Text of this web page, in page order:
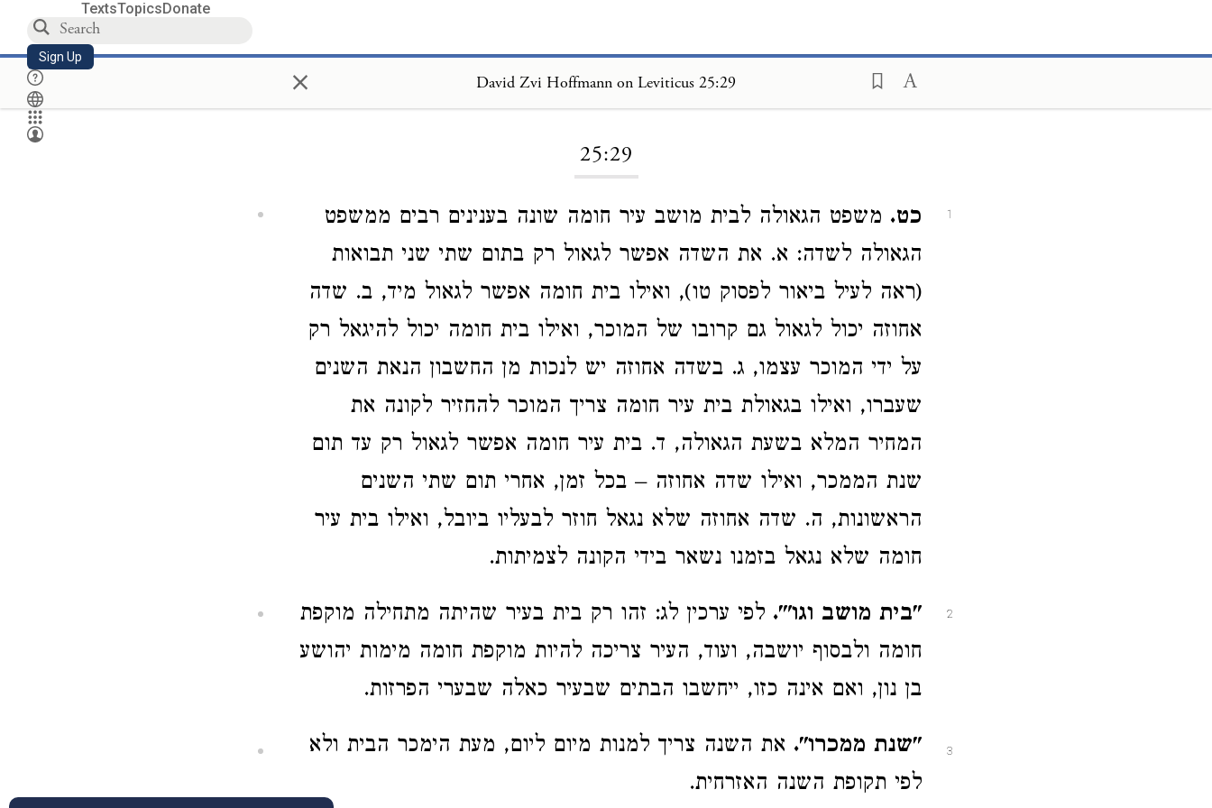
TextsTopicsDonate
Sign Up × David Zvi Hoffmann on Leviticus 25:29
25:29
1 כט. משפט הגאולה לבית מושב עיר חומה שונה בענינים רבים ממשפט
הגאולה לשדה: א. את השדה אפשר לגאול רק בתום שתי שני תבואות
(ראה לעיל ביאור לפסוק טו), ואילו בית חומה אפשר לגאול מיד, ב. שדה
אחוזה יכול לגאול גם קרובו של המוכר, ואילו בית חומה יכול להיגאל רק
על ידי המוכר עצמו, ג. בשדה אחוזה יש לנכות מן החשבון הנאת השנים
שעברו, ואילו בגאולת בית עיר חומה צריך המוכר להחזיר לקונה את
המחיר המלא בשעת הגאולה, ד. בית עיר חומה אפשר לגאול רק עד תום
שנת הממכר, ואילו שדה אחוזה – בכל זמן, אחרי תום שתי השנים
הראשונות, ה. שדה אחוזה שלא נגאל חוזר לבעליו ביובל, ואילו בית עיר
חומה שלא נגאל בזמנו נשאר בידי הקונה לצמיתות.
2 "בית מושב וגו'". לפי ערכין לג: זהו רק בית בעיר שהיתה מתחילה מוקפת
חומה ולבסוף יושבה, ועוד, העיר צריכה להיות מוקפת חומה מימות יהושע
בן נון, ואם אינה כזו, ייחשבו הבתים שבעיר כאלה שבערי הפרזות.
3 "שנת ממכרו". את השנה צריך למנות מיום ליום, מעת הימכר הבית ולא
לפי תקופת השנה האזרחית.